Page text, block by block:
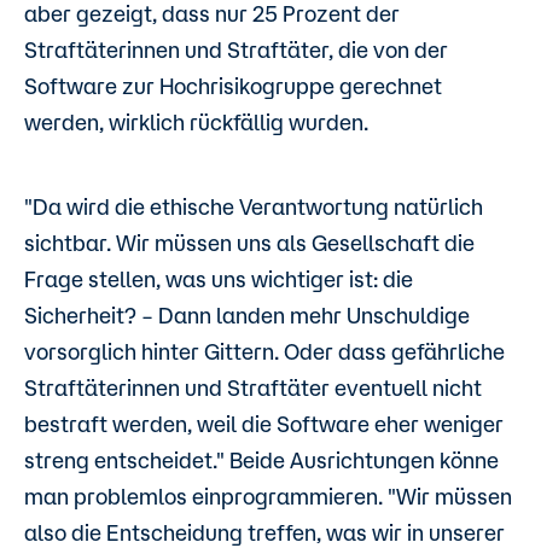
aber gezeigt, dass nur 25 Prozent der
Straftäterinnen und Straftäter, die von der
Software zur Hochrisikogruppe gerechnet
werden, wirklich rückfällig wurden.
"Da wird die ethische Verantwortung natürlich
sichtbar. Wir müssen uns als Gesellschaft die
Frage stellen, was uns wichtiger ist: die
Sicherheit? – Dann landen mehr Unschuldige
vorsorglich hinter Gittern. Oder dass gefährliche
Straftäterinnen und Straftäter eventuell nicht
bestraft werden, weil die Software eher weniger
streng entscheidet." Beide Ausrichtungen könne
man problemlos einprogrammieren. "Wir müssen
also die Entscheidung treffen, was wir in unserer